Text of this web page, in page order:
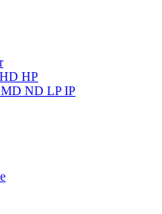
HP
ND LP IP